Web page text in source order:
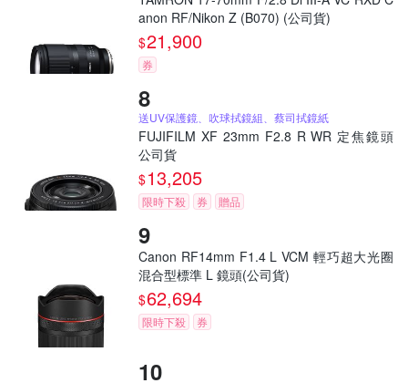
anon RF/Nikon Z (B070) (公司貨)
$21,900
券
送UV保護鏡、吹球拭鏡組、蔡司拭鏡紙
FUJIFILM XF 23mm F2.8 R WR 定焦鏡頭
公司貨
$13,205
限時下殺 券 贈品
Canon RF14mm F1.4 L VCM 輕巧超大光圈
混合型標準 L 鏡頭(公司貨)
$62,694
限時下殺 券